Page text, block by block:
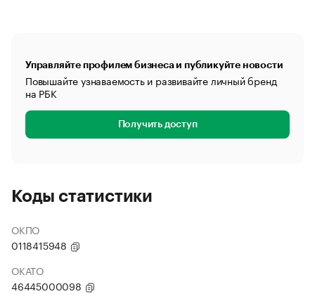
Управляйте профилем бизнеса и публикуйте новости
Повышайте узнаваемость и развивайте личный бренд
на РБК
Получить доступ
Коды статистики
ОКПО
0118415948
ОКАТО
46445000098